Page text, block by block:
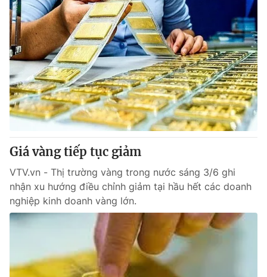
THỜI BÁO VTV
Theo dõi báo trên
Cơ quan chủ quản:Đài Truyền hình Việt Nam
Thời báo VTV
Giấy phép hoạt động báo in và báo điện tử số 483/GP-BTTTT
cấp ngày 29/12/2023
Tổng Biên tập:Vũ Thanh Thủy
Phó Tổng Biên tập:Nguyễn Thị Mỹ Hạnh, Phạm Quốc Thắng,
Nguyễn Trọng Ninh
024.38 355 931 - 024.38 355 932
Ðiện thoại Thời báo VTV:
024.66 897 897
Email:toasoan@vtv.vn
Giá vàng tiếp tục giảm
VTV.vn - Thị trường vàng trong nước sáng 3/6 ghi
nhận xu hướng điều chỉnh giảm tại hầu hết các doanh
nghiệp kinh doanh vàng lớn.